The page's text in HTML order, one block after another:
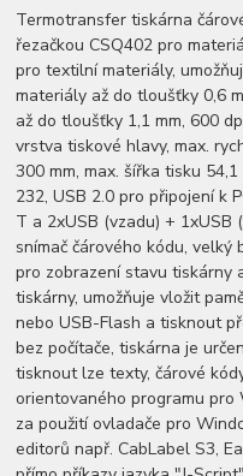
Termotransfer tiskárna
řezačkou CSQ402 pro
pro textilní materiály,
materiály až do tloušťky 0,6
až do tloušťky 1,1 mm, 600
vrstva tiskové hlavy, max.
300 mm, max. šířka tisku
232, USB 2.0 pro připojení k
T a 2xUSB (vzadu) +
snímač čárového kódu,
pro zobrazení stavu tiskárny
tiskárny, umožňuje vložit
nebo USB-Flash a tisknout
bez počítače, tiskárna je
tisknout lze texty, čárové
orientovaného programu pro
za použití ovladače pro
editorů např. CabLabel S3,